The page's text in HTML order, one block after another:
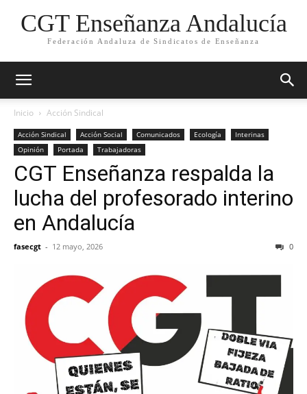
CGT Enseñanza Andalucía
Federación Andaluza de Sindicatos de Enseñanza
Inicio Acción Sindical
Acción Sindical Acción Social Comunicados Ecología
Interinas
Opinión
Portada Trabajadoras
CGT Enseñanza respalda la
lucha del profesorado interino
en Andalucía
fasecgt - 12 mayo, 2026 0